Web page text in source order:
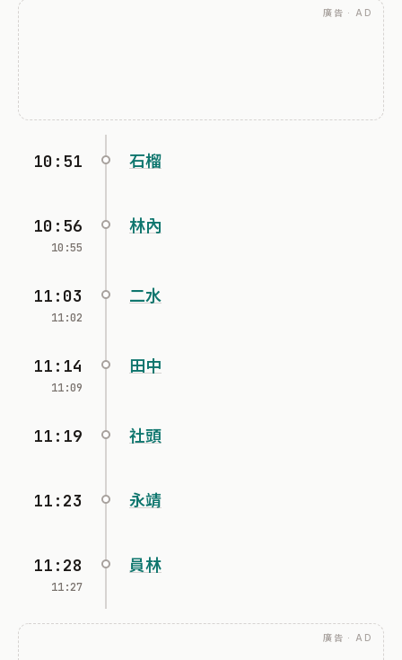
廣告 · AD
10:51 石榴
10:56
10:55
林內
11:03
11:02
二水
11:14
11:09
田中
11:19 社頭
11:23 永靖
11:28
11:27
員林
廣告 · AD